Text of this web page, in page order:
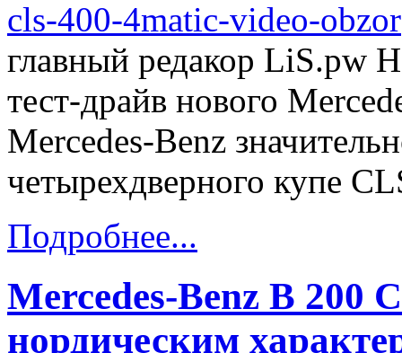
главный редакор LiS.pw
тест-драйв нового
Mercedes-Benz
четырехдверного купе
Подробнее...
Mercedes-Benz B 200
нордическим